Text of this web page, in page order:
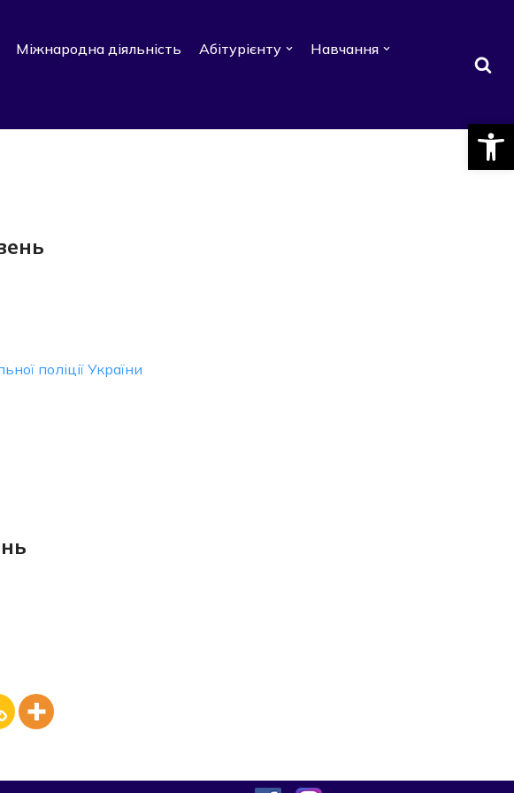
Міжнародна діяльність Абітурієнту
Навчання
поліції України